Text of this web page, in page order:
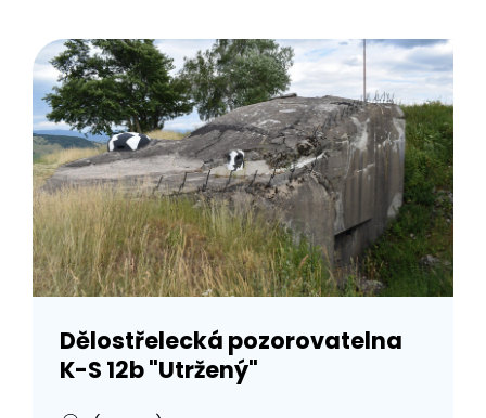
Dělostřelecká pozorovatelna
K-S 12b "Utržený"